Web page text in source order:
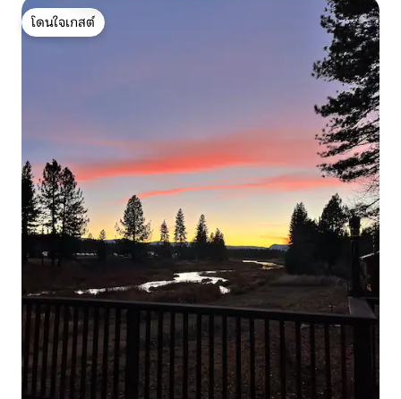
โดนใจเกสต์
โดนใจเกสต์